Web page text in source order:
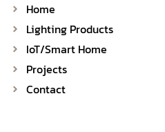
Home
Lighting Products
IoT/Smart Home
Projects
Contact